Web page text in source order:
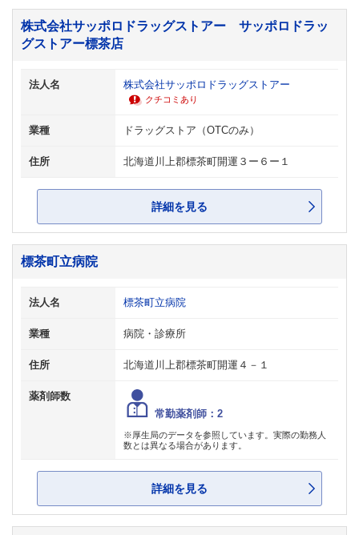
株式会社サッポロドラッグストアー サッポロドラッ
グストアー標茶店
法人名 株式会社サッポロドラッグストアー
クチコミあり
業種 ドラッグストア（OTCのみ）
住所 北海道川上郡標茶町開運３ー６ー１
詳細を見る
標茶町立病院
法人名 標茶町立病院
業種 病院・診療所
住所 北海道川上郡標茶町開運４－１
薬剤師数
常勤薬剤師：2
※厚生局のデータを参照しています。実際の勤務人
数とは異なる場合があります。
詳細を見る